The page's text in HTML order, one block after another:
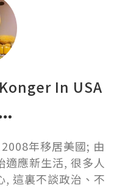
In USA
年移居美國; 由
應新生活, 很多人
, 這裏不談政治、不